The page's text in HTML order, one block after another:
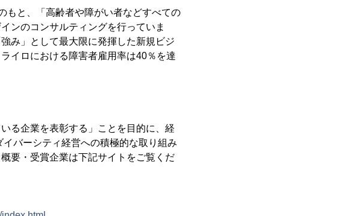
もと、「高齢者や障がい者などすべての
ンのコンサルティングを行っていま
み」として最大限に発揮した新規ビジ
イロにおける障害者雇用率は40％を達
る企業を表彰する」ことを目的に、経
バーシティ経営への積極的な取り組み
要・受賞企業は下記サイトをご覧くだ